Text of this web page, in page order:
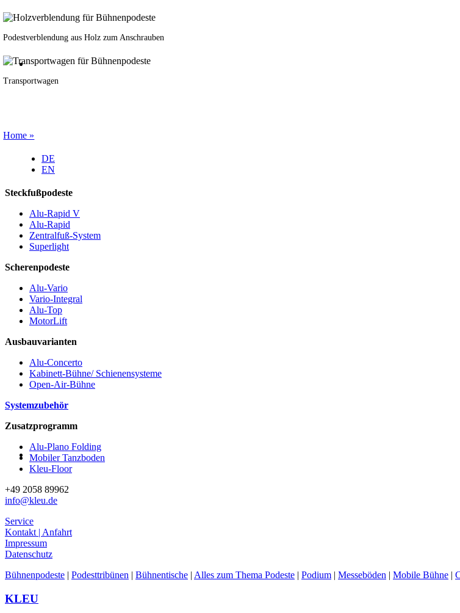
Podestverblendung aus Holz zum Anschrauben
Transportwagen
Home »
DE
EN
Steckfußpodeste
Alu-Rapid V
Alu-Rapid
Zentralfuß-System
Superlight
Scherenpodeste
Alu-Vario
Vario-Integral
Alu-Top
MotorLift
Ausbauvarianten
Alu-Concerto
Kabinett-Bühne/ Schienensysteme
Open-Air-Bühne
Systemzubehör
Zusatzprogramm
Alu-Plano Folding
Mobiler Tanzboden
Kleu-Floor
+49 2058 89962
info@kleu.de
Service
Kontakt | Anfahrt
Impressum
Datenschutz
Bühnenpodeste | Podesttribünen | Bühnentische | Alles zum Thema Podeste | Podium | Messeböden | Mobile Bühne |
KLEU